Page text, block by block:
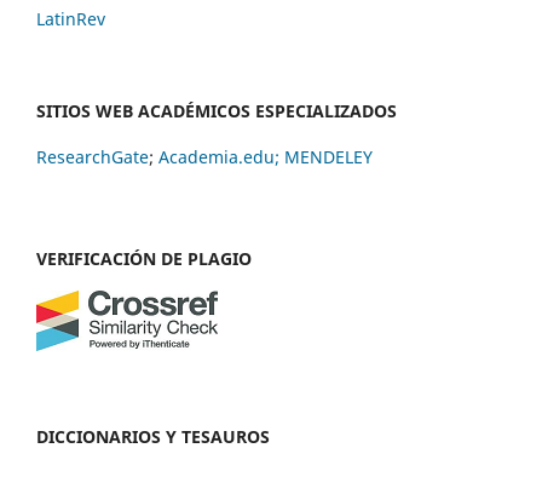
LatinRev
SITIOS WEB ACADÉMICOS ESPECIALIZADOS
ResearchGate; Academia.edu; MENDELEY
VERIFICACIÓN DE PLAGIO
DICCIONARIOS Y TESAUROS